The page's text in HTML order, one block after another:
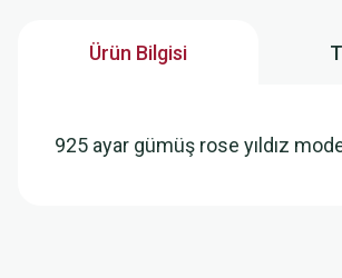
Ürün Bilgisi
925 ayar gümüş rose yıldız